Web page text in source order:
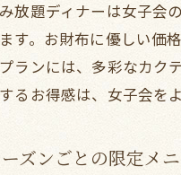
放題ディナーは女子会
す。お財布に優しい価
ランには、多彩なカク
るお得感は、女子会を
ズンごとの限定メ